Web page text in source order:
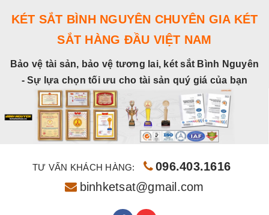
KÉT SẮT BÌNH NGUYÊN CHUYÊN GIA KÉT
SẮT HÀNG ĐẦU VIỆT NAM
Bảo vệ tài sản, bảo vệ tương lai, két sắt Bình Nguyên
- Sự lựa chọn tối ưu cho tài sản quý giá của bạn
TƯ VẤN KHÁCH HÀNG:
096.403.1616
binhketsat@gmail.com